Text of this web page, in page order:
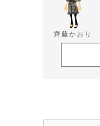
齊藤かおり